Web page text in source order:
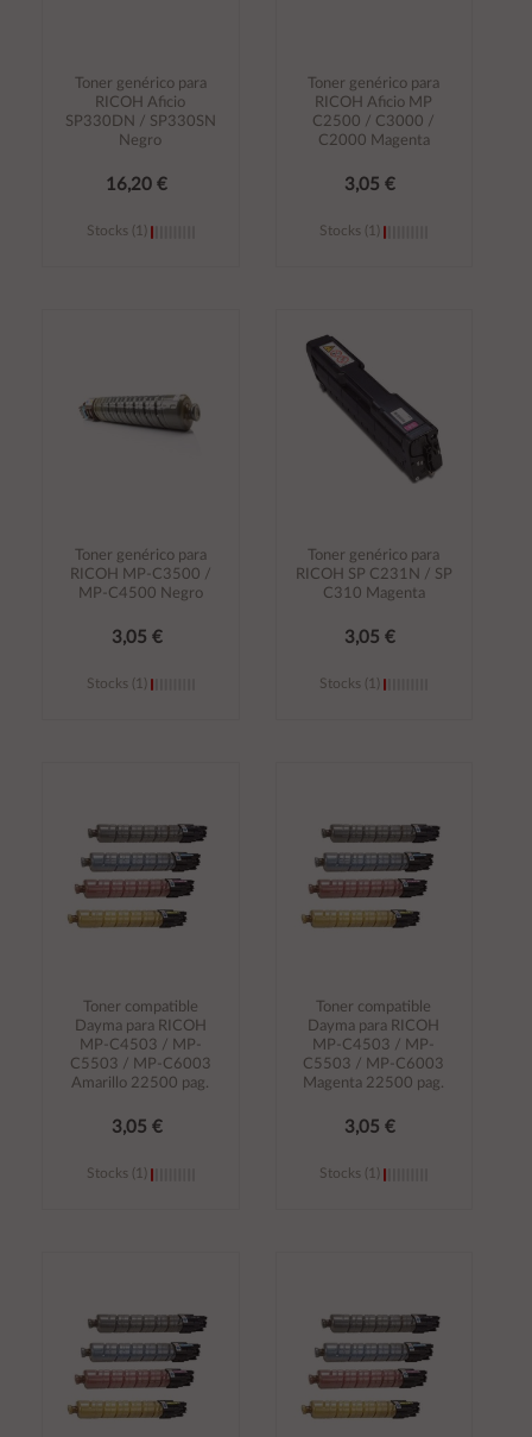
Toner genérico para
RICOH Aficio
SP330DN / SP330SN
Negro
16,20 €
Stocks (1)
Toner genérico para
RICOH Aficio MP
C2500 / C3000 /
C2000 Magenta
3,05 €
Stocks (1)
carrito
Toner genérico para
RICOH MP-C3500 /
MP-C4500 Negro
3,05 €
Stocks (1)
Toner genérico para
RICOH SP C231N / SP
C310 Magenta
3,05 €
Stocks (1)
Toner compatible
Dayma para RICOH
MP-C4503 / MP-
C5503 / MP-C6003
Amarillo 22500 pag.
3,05 €
Stocks (1)
Toner compatible
Dayma para RICOH
MP-C4503 / MP-
C5503 / MP-C6003
Magenta 22500 pag.
3,05 €
Stocks (1)